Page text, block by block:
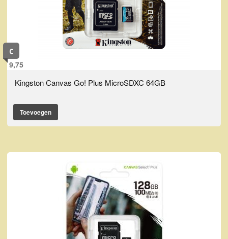
€
9,75
Kingston Canvas Go! Plus MicroSDXC 64GB
Toevoegen